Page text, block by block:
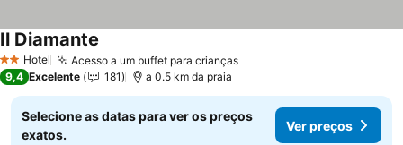
2 Estrelas
Hotel Acesso a um buffet para crianças
Il Diamante
9,4 Excelente 181 a 0.5 km da praia
Selecione as datas para ver os preços
exatos.
Ver preços